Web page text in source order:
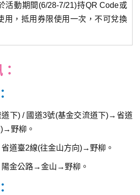
活動期間(6/28-7/21)持QR Code或
用，抵用券限使用一次，不可兌換
道下) / 國道3號(基金交流道下)→省道
野柳。
道臺2線(往金山方向)→野柳。
金公路→金山→野柳。